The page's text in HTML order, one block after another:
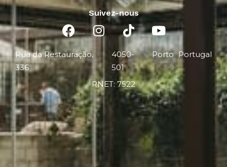
Suivez-nous
Rua da Restauração,
336
4050-
501
Porto Portugal
RNET: 7522